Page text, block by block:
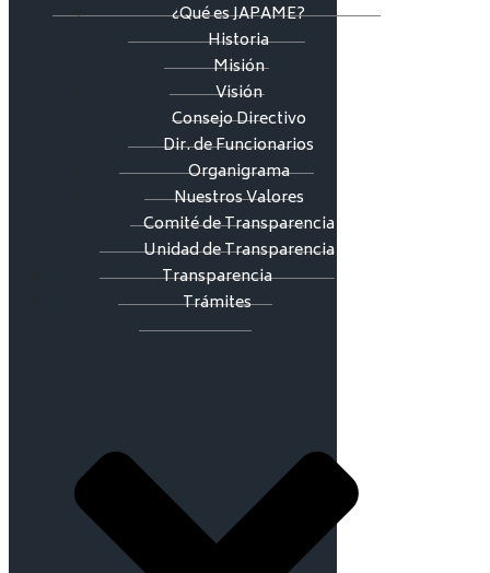
¿Qué es JAPAME?
Historia
Misión
Visión
Consejo Directivo
Dir. de Funcionarios
Organigrama
Nuestros Valores
Comité de Transparencia
Unidad de Transparencia
Transparencia
Trámites